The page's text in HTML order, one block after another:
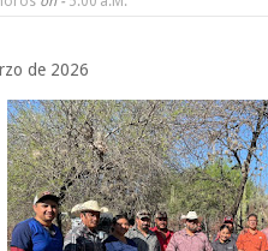
de 2026